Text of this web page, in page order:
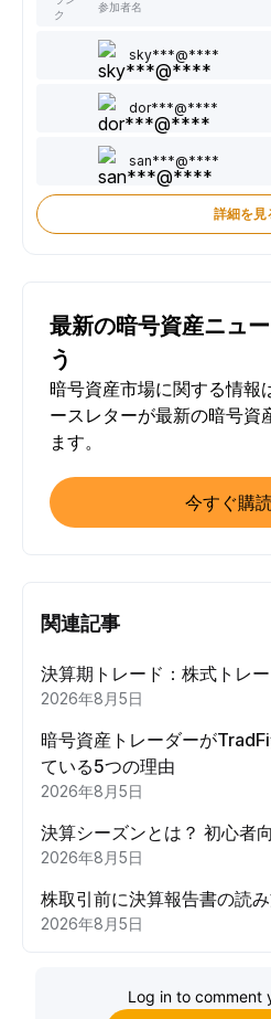
ク
参加者名
sky***@****
dor***@****
san***@****
詳細を見
最新の暗号資産ニュ
う
暗号資産市場に関する情報
ースレターが最新の暗号資
ます。
今すぐ購
関連記事
決算期トレード：株式トレ
2026年8月5日
暗号資産トレーダーが
ている5つの理由
2026年8月5日
決算シーズンとは？ 初心者
2026年8月5日
株取引前に決算報告書の読
2026年8月5日
Log in to comment